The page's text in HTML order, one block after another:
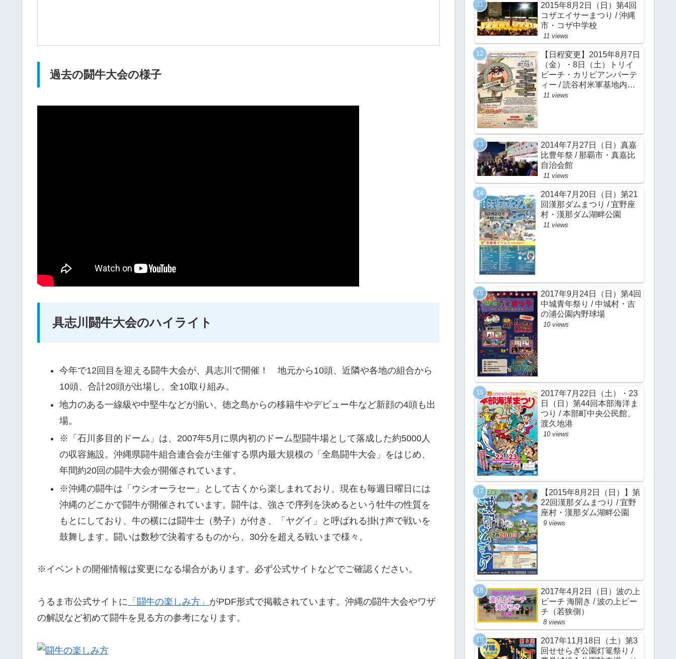
過去の闘牛大会の様子
具志川闘牛大会のハイライト
今年で12回目を迎える闘牛大会が、具志川で開催！ 地元から10頭、近隣や各地の組合から
10頭、合計20頭が出場し、全10取り組み。
地力のある一線級や中堅牛などが揃い、徳之島からの移籍牛やデビュー牛など新顔の4頭も出
場。
※「石川多目的ドーム」は、2007年5月に県内初のドーム型闘牛場として落成した約5000人
の収容施設。沖縄県闘牛組合連合会が主催する県内最大規模の「全島闘牛大会」をはじめ、
年間約20回の闘牛大会が開催されています。
※沖縄の闘牛は「ウシオーラセー」として古くから楽しまれており、現在も毎週日曜日には
沖縄のどこかで闘牛が開催されています。闘牛は、強さで序列を決めるという牡牛の性質を
もとにしており、牛の横には闘牛士（勢子）が付き、「ヤグイ」と呼ばれる掛け声で戦いを
鼓舞します。闘いは数秒で決着するものから、30分を超える戦いまで様々。
※イベントの開催情報は変更になる場合があります。必ず公式サイトなどでご確認ください。
うるま市公式サイトに 「闘牛の楽しみ方」 がPDF形式で掲載されています。沖縄の闘牛大会やワザ
の解説など初めて闘牛を見る方の参考になります。
2015年8月2日（日）第4回
コザエイサーまつり / 沖縄
市・コザ中学校
11 views
【日程変更】2015年8月7日
（金）・8日（土）トリイ
ビーチ・カリビアンパーテ
ィー / 読谷村米軍基地内ト
リイビーチ
11 views
2014年7月27日（日）真嘉
比豊年祭 / 那覇市・真嘉比
自治会館
11 views
2014年7月20日（日）第21
回漢那ダムまつり / 宜野座
村・漢那ダム湖畔公園
11 views
2017年9月24日（日）第4回
中城青年祭り / 中城村・吉
の浦公園内野球場
10 views
2017年7月22日（土）・23
日（日）第44回本部海洋ま
つり / 本部町中央公民館、
渡久地港
10 views
【2015年8月2日（日）】第
22回漢那ダムまつり / 宜野
座村・漢那ダム湖畔公園
9 views
2017年4月2日（日）波の上
ビーチ 海開き / 波の上ビー
チ（若狭側）
8 views
2017年11月18日（土）第3
回せせらぎ公園灯篭祭り /